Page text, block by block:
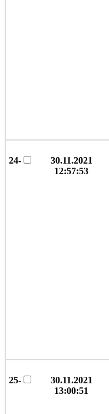
24-
30.11.2021
12:57:53
25-
30.11.2021
13:00:51